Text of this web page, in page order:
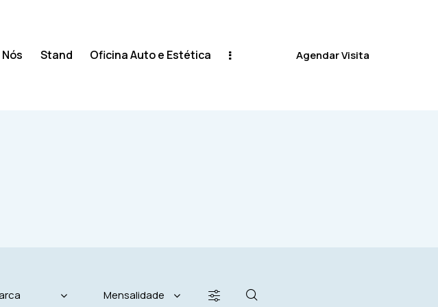
Stand Oficina Auto e Estética Agendar Visita